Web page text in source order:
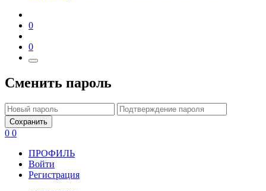
0
0
Сменить пароль
Сохранить
0 0
ПРОФИЛЬ
Войти
Регистрация